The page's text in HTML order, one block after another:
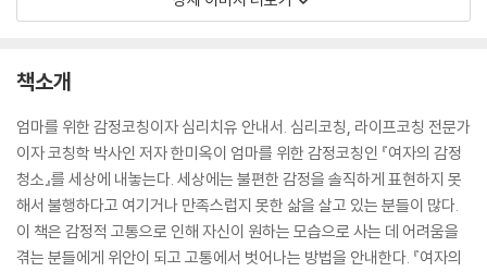
책소개
엄마를 위한 감정코칭이자 심리치유 안내서. 심리코칭, 라이프코칭 전문가
이자 코칭학 박사인 저자 한미옥이 엄마를 위한 감정코칭인 『여자의 감정
청소』를 세상에 내놓는다. 세상에는 불편한 감정을 솔직하게 표현하지 못
해서 불행하다고 여기거나 만족스럽지 못한 삶을 살고 있는 분들이 많다.
이 책은 감정적 고통으로 인해 자신이 원하는 모습으로 사는 데 어려움을
겪는 분들에게 위안이 되고 고통에서 벗어나는 방법을 안내한다. 『여자의